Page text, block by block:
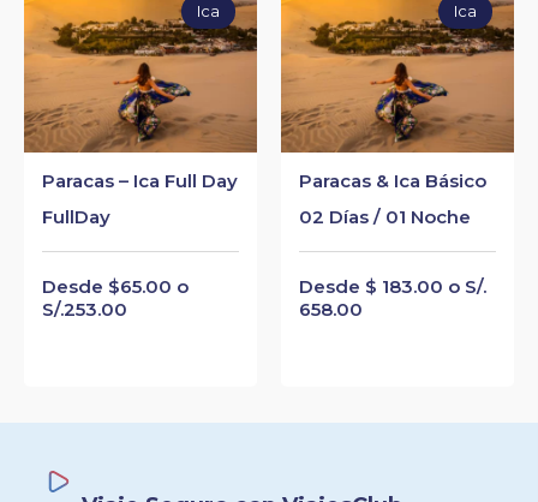
Paracas – Ica Full Day
FullDay
Desde $65.00 o
S/.253.00
Ica
Paracas & Ica Básico
02 Días / 01 Noche
Desde $ 183.00 o S/.
658.00
Ica